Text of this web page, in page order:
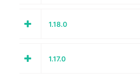
1.18.0
1.17.0